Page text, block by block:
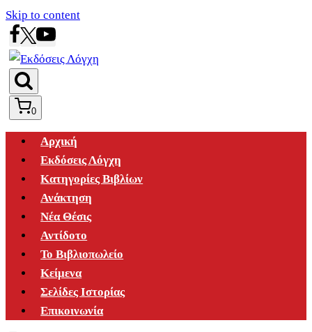
Skip to content
0
Αρχική
Εκδόσεις Λόγχη
Κατηγορίες Βιβλίων
Ανάκτηση
Νέα Θέσις
Αντίδοτο
Το Βιβλιοπωλείο
Κείμενα
Σελίδες Ιστορίας
Επικοινωνία